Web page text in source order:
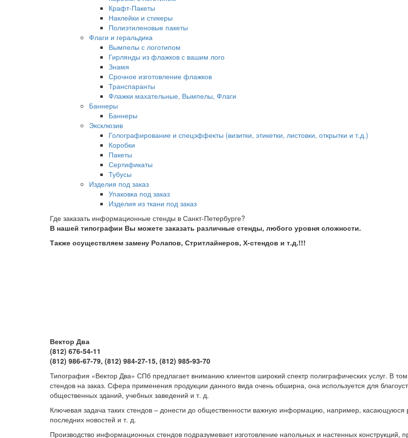
Крафт-Пакеты
Наклейки и стикеры
Полиэтиленовые пакеты
Флаги и геральдика
Вымпелы с логотипом
Гирлянды из флажков с вашим лого
Знамя
Срочное изготовление флажков
Транспаранты
Флажки махательные, Вымпелы, Флаги
Баннеры
Баннеры
Эксклюзив
Голографирование и спецэффекты (визитки, этикетки, листовки, открытки и т.д.)
Коробки
Пакеты
Сертификаты
Тубусы
Изделия под заказ
Упаковка под заказ
Изделия из ткани под заказ
Где заказать информационные стенды в Санкт-Петербурге?
В нашей типографии Вы можете заказать различные стенды, любого уровня сложности.
Также осуществляем замену Ролапов, Стритлайнеров, Х-стендов и т.д.!!!
Вектор Два
(812) 676-54-11
(812) 986-67-79, (812) 984-27-15, (812) 985-93-70
Типография «Вектор Два» СПб предлагает вниманию клиентов широкий спектр полиграфических услуг. В
стендов на заказ. Сфера применения продукции данного вида очень обширна, она используется для
общественных зданий, учебных заведений и т. д.
Ключевая задача таких стендов – донести до общественности важную информацию, например,
последних новостей и т. д.
Производство информационных стендов подразумевает изготовление напольных и настенных конструкций,